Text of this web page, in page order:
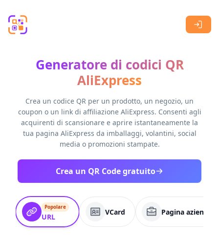
Generatore di codici QR
AliExpress
Crea un codice QR per un prodotto, un negozio, un
coupon o un link di affiliazione AliExpress. Consenti agli
acquirenti di scansionare e aprire istantaneamente la
tua pagina AliExpress da imballaggi, volantini, social
media o promozioni stampate.
Crea un QR Code gratuito
Popolare
URL
VCard Pagina aziendale